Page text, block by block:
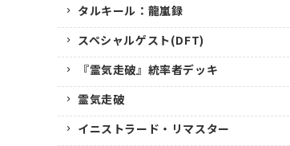
タルキール：龍嵐録
スペシャルゲスト(DFT)
『霊気走破』統率者デッキ
霊気走破
イニストラード・リマスター